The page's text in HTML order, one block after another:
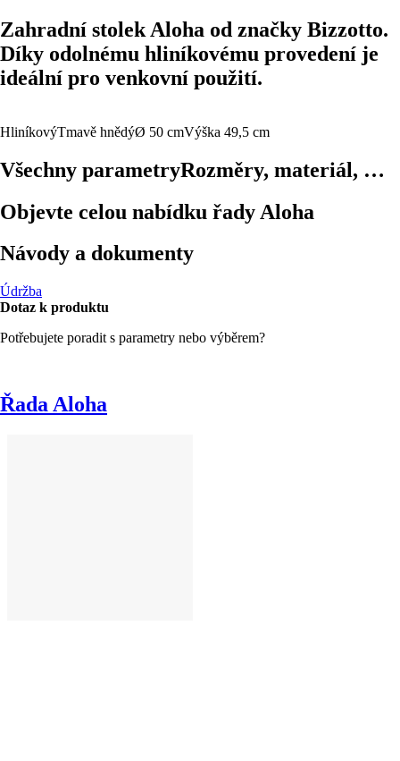
Zahradní stolek Aloha od značky Bizzotto.
Díky odolnému hliníkovému provedení je
ideální pro venkovní použití.
HliníkovýTmavě hnědýØ 50 cmVýška 49,5 cm
Všechny parametryRozměry, materiál, …
Objevte celou nabídku řady Aloha
Návody a dokumenty
Údržba
Dotaz k produktu
Potřebujete poradit s parametry nebo výběrem?
Řada Aloha